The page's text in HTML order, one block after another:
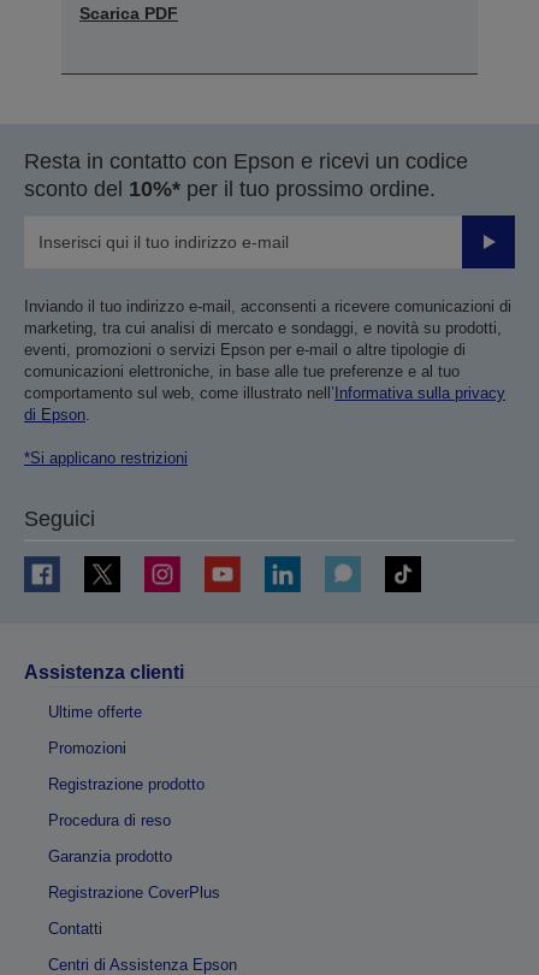
Scarica PDF
Resta in contatto con Epson e ricevi un codice
sconto del 10%* per il tuo prossimo ordine.
Invia
Inviando il tuo indirizzo e-mail, acconsenti a ricevere comunicazioni di
marketing, tra cui analisi di mercato e sondaggi, e novità su prodotti,
eventi, promozioni o servizi Epson per e-mail o altre tipologie di
comunicazioni elettroniche, in base alle tue preferenze e al tuo
comportamento sul web, come illustrato nell’Informativa sulla privacy
di Epson
*Si applicano restrizioni
Seguici
Assistenza clienti
Ultime offerte
Promozioni
Registrazione prodotto
Procedura di reso
Garanzia prodotto
Registrazione CoverPlus
Contatti
Centri di Assistenza Epson